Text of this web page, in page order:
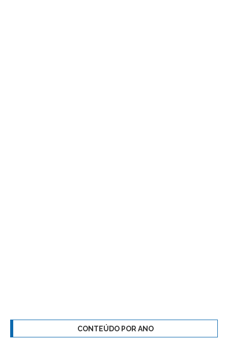
CONTEÚDO POR ANO